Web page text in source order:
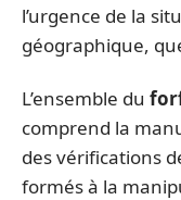
l’urgence de la
géographique,
L’ensemble du
comprend la
des vérifications
formés à la